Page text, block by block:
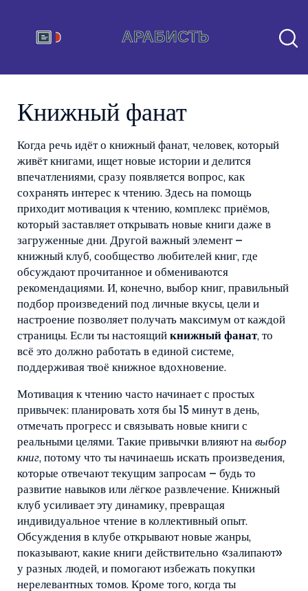
Книжный фанат
Когда речь идёт о книжный фанат, человек, который
живёт книгами, ищет новые истории и делится
впечатлениями, сразу появляется вопрос, как
сохранять интерес к чтению. Здесь на помощь
приходит мотивация к чтению, комплекс приёмов,
который заставляет открывать новые книги даже в
загруженные дни. Другой важный элемент –
книжный клуб, сообщество любителей книг, где
обсуждают прочитанное и обмениваются
рекомендациями. И, конечно, выбор книг, правильный
подбор произведений под личные вкусы, цели и
настроение позволяет получать максимум от каждой
страницы. Если ты настоящий книжный фанат, то
всё это должно работать в единой системе,
поддерживая твоё книжное вдохновение.
Мотивация к чтению часто начинает с простых
привычек: планировать хотя бы 15 минут в день,
отмечать прогресс и связывать новые книги с
реальными целями. Такие привычки влияют на выбор
книг, потому что ты начинаешь искать произведения,
которые отвечают текущим запросам – будь то
развитие навыков или лёгкое развлечение. Книжный
клуб усиливает эту динамику, превращая
индивидуальное чтение в коллективный опыт.
Обсуждения в клубе открывают новые жанры,
показывают, какие книги действительно «залипают»
у разных людей, и помогают избежать покупки
нерелевантных томов. Кроме того, когда ты